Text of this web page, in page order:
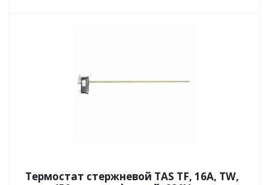
Термостат стержневой TAS TF, 16А, TW,